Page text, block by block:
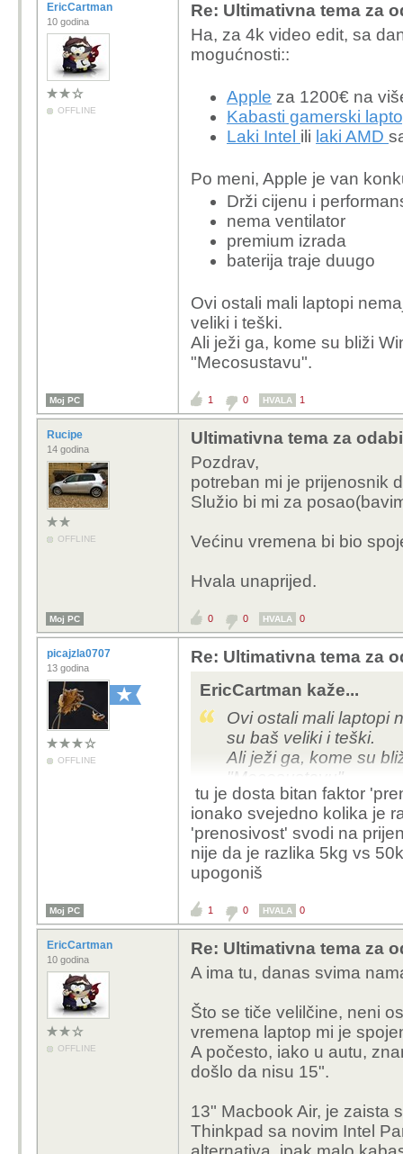
EricCartman
10 godina
OFFLINE
Re: Ultimativna tema za
Ha, za 4k video edit, sa
mogućnosti::
Apple za 1200€ na
Kabasti gamerski
Laki Intel ili laki AMD
Po meni, Apple je van
Drži cijenu i
nema ventilator
premium izrada
baterija traje duugo
Ovi ostali mali laptopi
veliki i teški.
Ali ježi ga, kome su bliži
"Mecosustavu".
Moj PC 1 0 HVALA 1
Rucipe
14 godina
OFFLINE
Ultimativna tema za
Pozdrav,
potreban mi je prijenosnik
Služio bi mi za
Većinu vremena bi bio
Hvala unaprijed.
Moj PC 0 0 HVALA 0
picajzla0707
13 godina
OFFLINE
Re: Ultimativna tema za
EricCartman kaže...
Ovi ostali mali laptopi
su baš veliki i teški.
Ali ježi ga, kome su
"Mecosustavu".
tu je dosta bitan faktor
ionako svejedno kolika je
'prenosivost' svodi na
nije da je razlika 5kg vs
upogoniš
Moj PC 1 0 HVALA 0
EricCartman
10 godina
OFFLINE
Re: Ultimativna tema za
A ima tu, danas svima
Što se tiče velilčine, neni
vremena laptop mi je
A počesto, iako u autu,
došlo da nisu 15".
13" Macbook Air, je zaista
Thinkpad sa novim Intel